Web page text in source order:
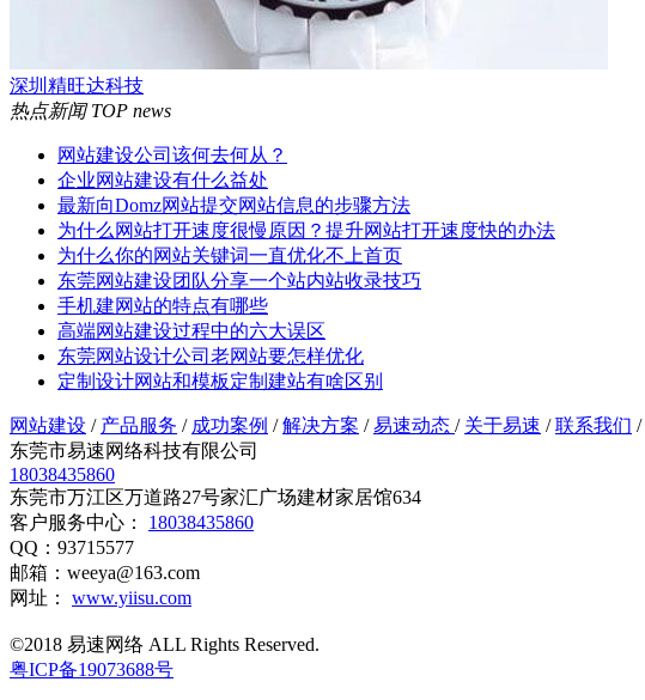
深圳精旺达科技
热点新闻TOP news
网站建设公司该何去何从？
企业网站建设有什么益处
最新向Domz网站提交网站信息的步骤方法
为什么网站打开速度很慢原因？提升网站打开速度快的办法
为什么你的网站关键词一直优化不上首页
东莞网站建设团队分享一个站内站收录技巧
手机建网站的特点有哪些
高端网站建设过程中的六大误区
东莞网站设计公司老网站要怎样优化
定制设计网站和模板定制建站有啥区别
网站建设 / 产品服务 / 成功案例 / 解决方案 / 易速动态 / 关于易速 / 联系我们 /
东莞市易速网络科技有限公司
18038435860
东莞市万江区万道路27号家汇广场建材家居馆634
客户服务中心： 18038435860
QQ：93715577
邮箱：weeya@163.com
网址： www.yiisu.com
©2018 易速网络 ALL Rights Reserved.
粤ICP备19073688号